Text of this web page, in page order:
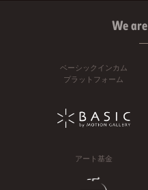
We
ベーシックインカム
プラットフォーム
アート基金